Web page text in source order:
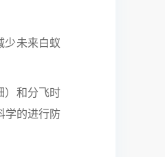
少未来白蚁
）和分飞时
学的进行防